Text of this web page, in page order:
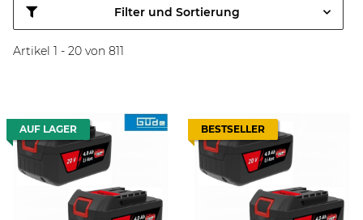
Filter und Sortierung
Artikel 1 - 20 von 811
AUF LAGER BESTSELLER